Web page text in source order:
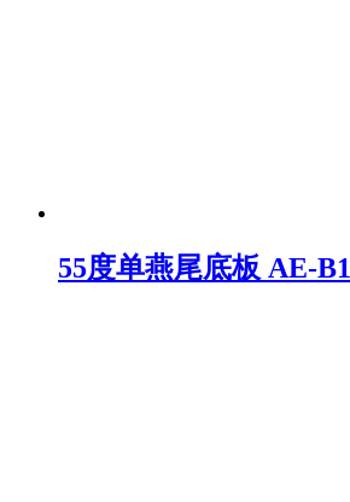
55度单燕尾底板 AE-B1